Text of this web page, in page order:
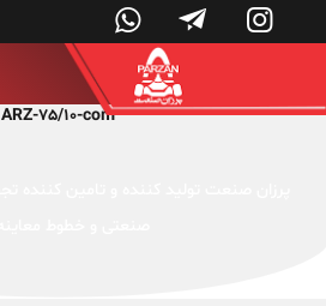



ARZ-75/10-com